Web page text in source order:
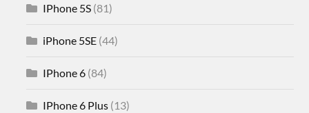
IPhone 5S (81)
iPhone 5SE (44)
IPhone 6 (84)
IPhone 6 Plus (13)